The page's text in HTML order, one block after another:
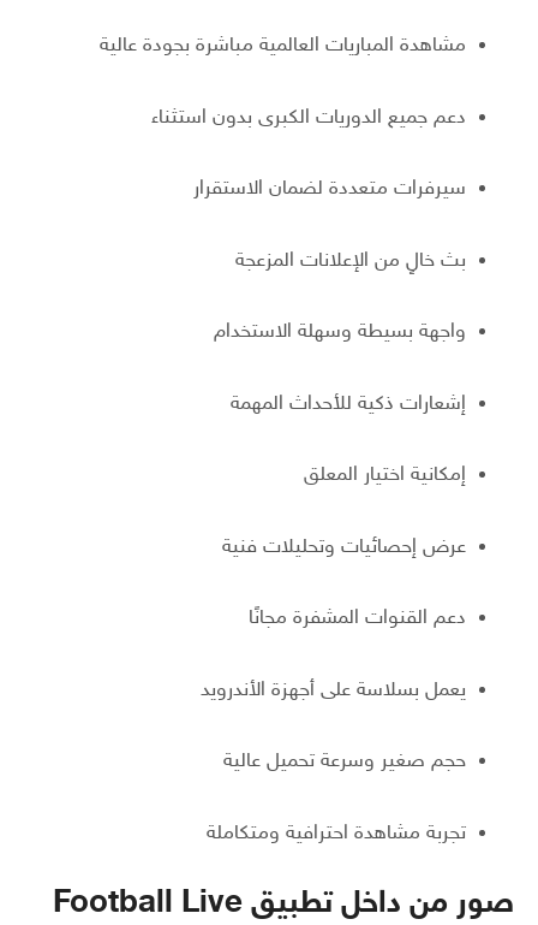
مشاهدة المباريات العالمية مباشرة بجودة عالية
دعم جميع الدوريات الكبرى بدون استثناء
سيرفرات متعددة لضمان الاستقرار
بث خالٍ من الإعلانات المزعجة
واجهة بسيطة وسهلة الاستخدام
إشعارات ذكية للأحداث المهمة
إمكانية اختيار المعلق
عرض إحصائيات وتحليلات فنية
دعم القنوات المشفرة مجانًا
يعمل بسلاسة على أجهزة الأندرويد
حجم صغير وسرعة تحميل عالية
تجربة مشاهدة احترافية ومتكاملة
صور من داخل تطبيق Football Live